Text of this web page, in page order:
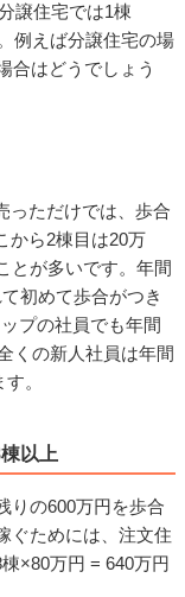
譲住宅では1棟
例えば分譲住宅の場
合はどうでしょう
っただけでは、歩合
から2棟目は20万
とが多いです。年間
初めて歩合がつき
プの社員でも年間
くの新人社員は年間
。
以上
りの600万円を歩合
ぐためには、注文住
×80万円 = 640万円